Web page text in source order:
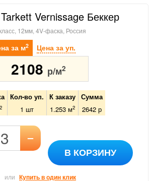
Vernissage Беккер
12мм, 4V-фаска, Россия
за м2 Цена за уп.
2108 р/м2
Кол-во уп. К заказу
Сумма
2 1 шт 1.253м2 2642р
–
В КОРЗИНУ
или Купить в один клик